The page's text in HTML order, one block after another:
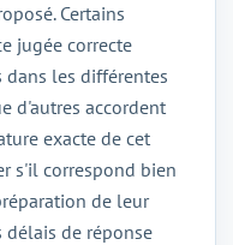
Certains
jugée correcte
les différentes
d'autres accordent
exacte de cet
s'il correspond bien
de leur
délais de réponse